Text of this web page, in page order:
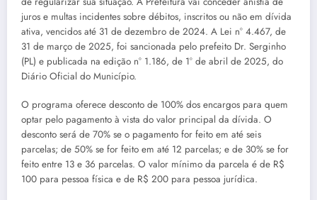
juros e multas incidentes sobre débitos, inscritos ou não em dívida
ativa, vencidos até 31 de dezembro de 2024. A Lei n° 4.467, de
31 de março de 2025, foi sancionada pelo prefeito Dr. Serginho
(PL) e publicada na edição n° 1.186, de 1° de abril de 2025, do
Diário Oficial do Município.
O programa oferece desconto de 100% dos encargos para quem
optar pelo pagamento à vista do valor principal da dívida. O
desconto será de 70% se o pagamento for feito em até seis
parcelas; de 50% se for feito em até 12 parcelas; e de 30% se for
feito entre 13 e 36 parcelas. O valor mínimo da parcela é de R$
100 para pessoa física e de R$ 200 para pessoa jurídica.